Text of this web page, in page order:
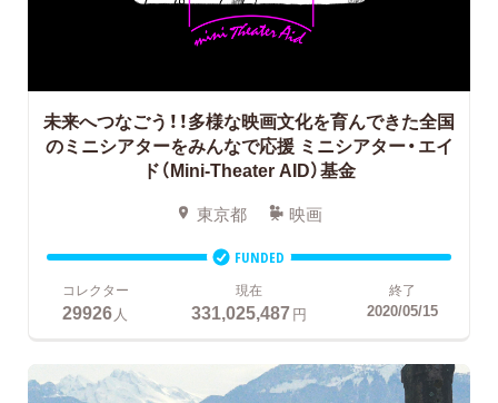
未来へつなごう！！多様な映画文化を育んできた全国
のミニシアターをみんなで応援ミニシアター・エイ
ド（Mini-Theater AID）基金
東京都 映画
FUNDED
コレクター
29926人
現在
331,025,487円
終了
2020/05/15